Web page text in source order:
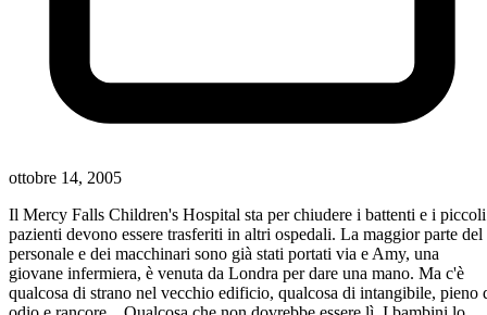
ottobre 14, 2005
Il Mercy Falls Children's Hospital sta per chiudere i battenti e i piccoli
pazienti devono essere trasferiti in altri ospedali. La maggior parte del
personale e dei macchinari sono già stati portati via e Amy, una
giovane infermiera, è venuta da Londra per dare una mano. Ma c'è
qualcosa di strano nel vecchio edificio, qualcosa di intangibile, pieno